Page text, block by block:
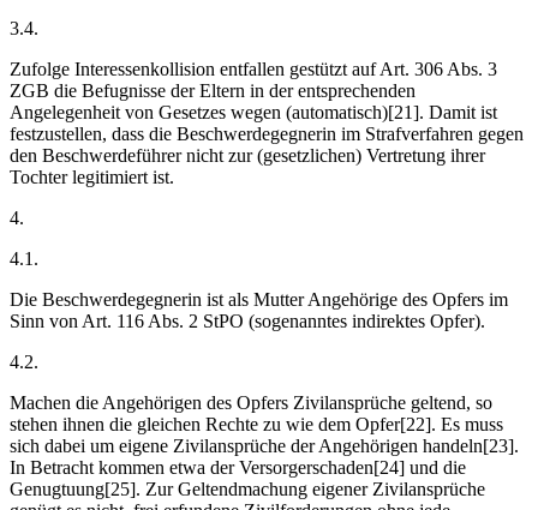
3.4.
Zufolge Interessenkollision entfallen gestützt auf Art. 306 Abs. 3
ZGB die Befugnisse der Eltern in der entsprechenden
Angelegenheit von Gesetzes wegen (automatisch)[21]. Damit ist
festzustellen, dass die Beschwerdegegnerin im Strafverfahren gegen
den Beschwerdeführer nicht zur (gesetzlichen) Vertretung ihrer
Tochter legitimiert ist.
4.
4.1.
Die Beschwerdegegnerin ist als Mutter Angehörige des Opfers im
Sinn von Art. 116 Abs. 2 StPO (sogenanntes indirektes Opfer).
4.2.
Machen die Angehörigen des Opfers Zivilansprüche geltend, so
stehen ihnen die gleichen Rechte zu wie dem Opfer[22]. Es muss
sich dabei um eigene Zivilansprüche der Angehörigen handeln[23].
In Betracht kommen etwa der Versorgerschaden[24] und die
Genugtuung[25]. Zur Geltendmachung eigener Zivilansprüche